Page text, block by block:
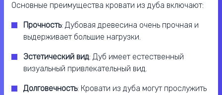
Основные преимущества кровати из дуба включают:
Прочность: Дубовая древесина очень прочная и
выдерживает большие нагрузки.
Эстетический вид: Дуб имеет естественный
визуальный привлекательный вид.
Долговечность: Кровати из дуба могут прослужить